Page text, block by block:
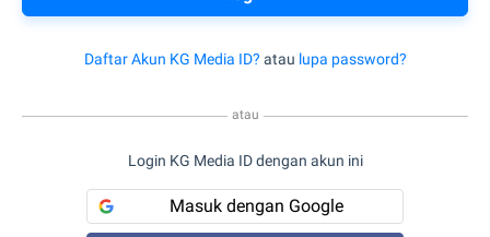
Daftar Akun KG Media ID? atau lupa password?
atau
Login KG Media ID dengan akun ini
Masuk dengan Google